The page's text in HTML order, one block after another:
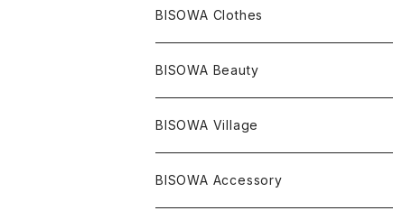
ツインソウル
メタモルフォーゼス
デュモルチェライト
ブラジル
Others
宇佐美聖子
Others
リング
サンキャッチャー
ヘアアクセサリー
イヤリング
オーガニックコットン
ヘンプ
オーガニックコットン
T-SHIRT
オーガニックコットン
ヘンプコットン
leggings
ヘンプ
オーガニックコットン
Others
ヘンプ
Underwear
Music
宇佐美聖子
Niceness Music
浄化アイテム
Cosmic Hemp 麻炭
セージ
オラクルカード
キャンドル
BISOWA Clothes
麻
絹
Others
BISOWA Beauty
ヘンプオイル
BISOWA Village
Bisowa Club Room
BISOWA Accessory